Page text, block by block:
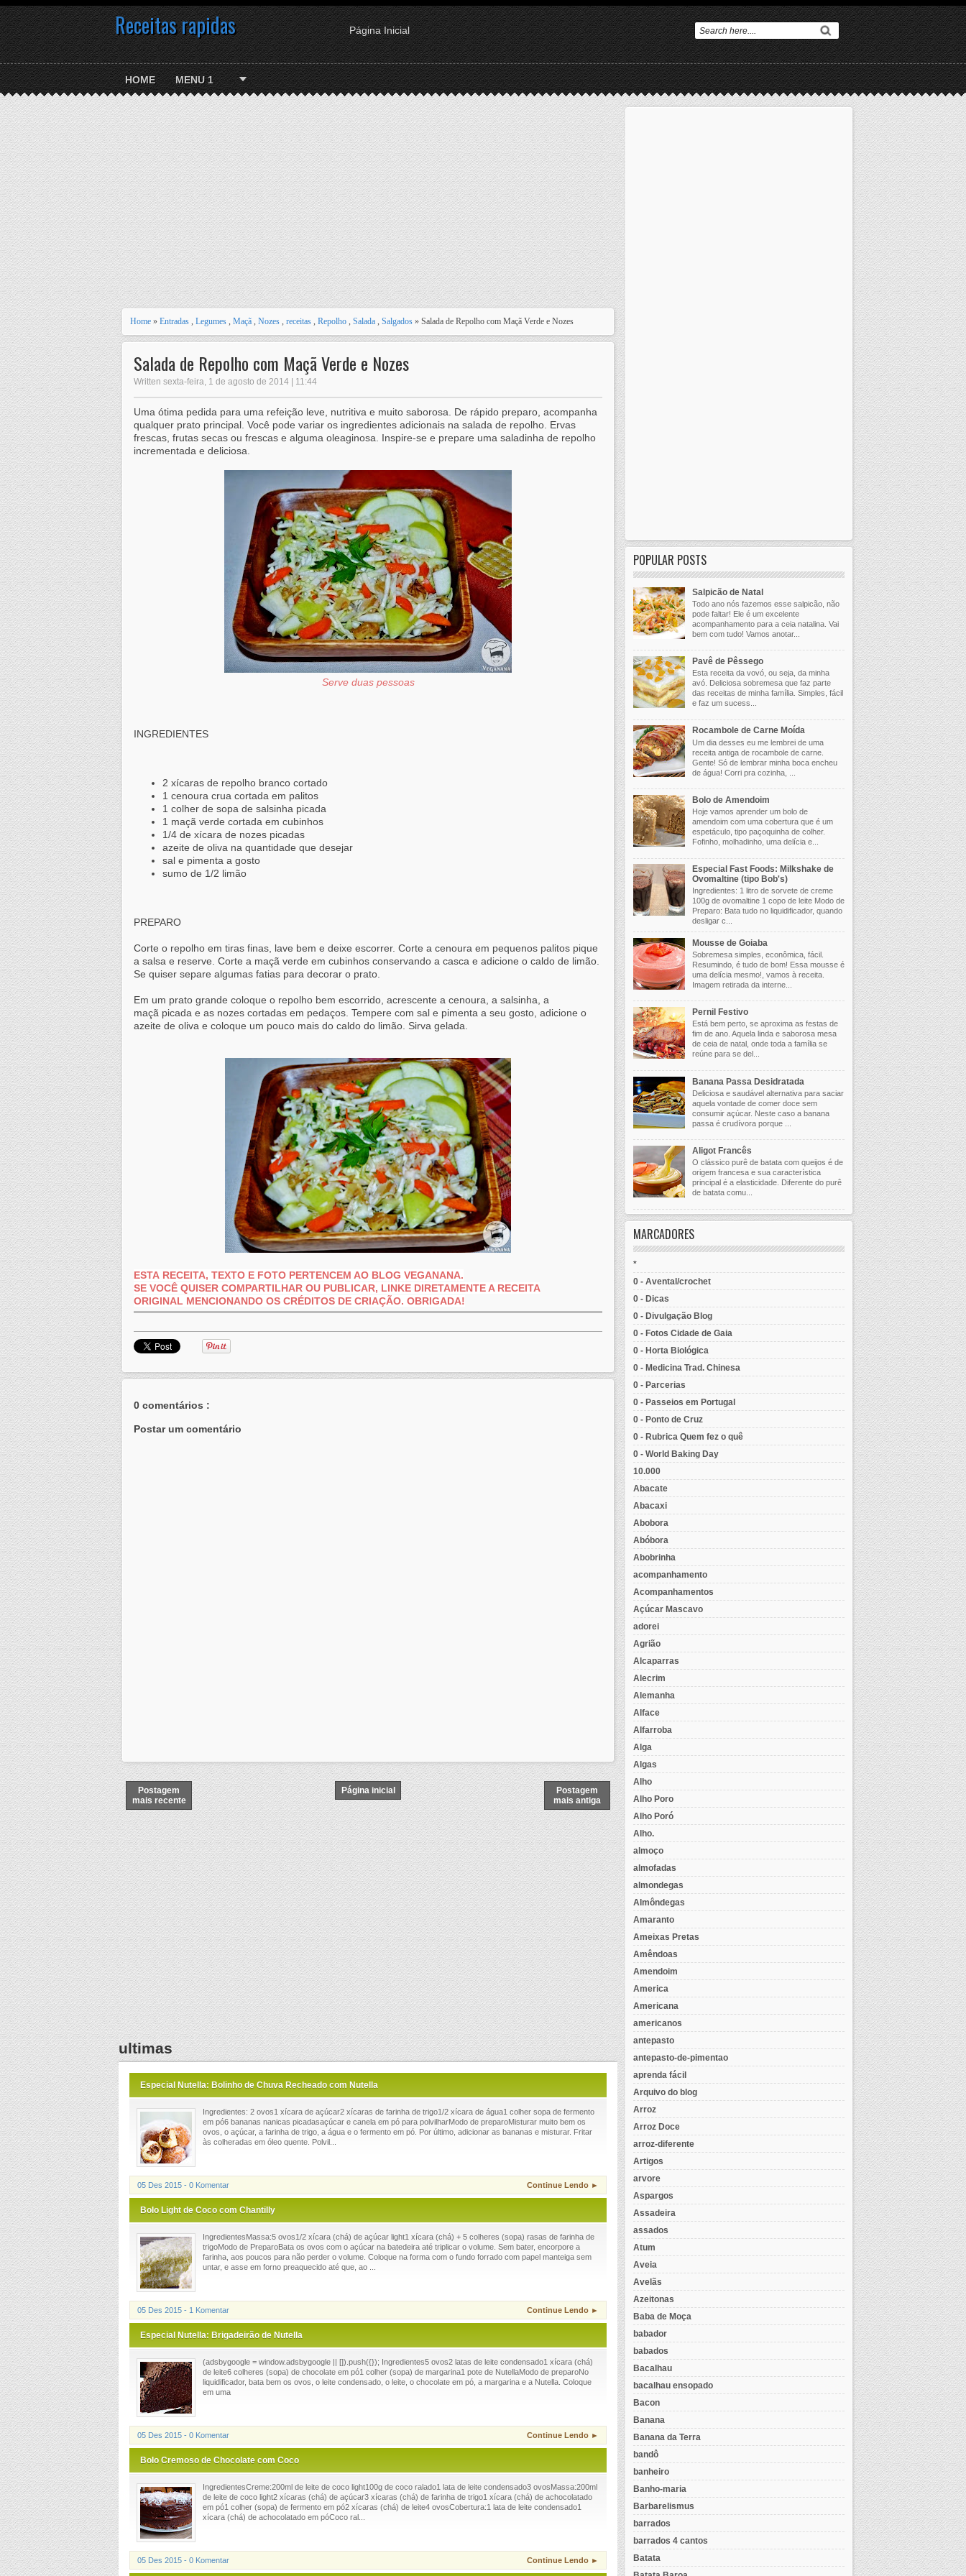
Receitas rapidas Página Inicial
HOME MENU 1
Home » Entradas , Legumes , Maçã , Nozes , receitas , Repolho , Salada , Salgados » Salada de Repolho com Maçã Verde e Nozes
Salada de Repolho com Maçã Verde e Nozes
Written sexta-feira, 1 de agosto de 2014 | 11:44
Uma ótima pedida para uma refeição leve, nutritiva e muito saborosa. De rápido preparo, acompanha
qualquer prato principal. Você pode variar os ingredientes adicionais na salada de repolho. Ervas
frescas, frutas secas ou frescas e alguma oleaginosa. Inspire-se e prepare uma saladinha de repolho
incrementada e deliciosa.
Serve duas pessoas
INGREDIENTES
2 xícaras de repolho branco cortado
1 cenoura crua cortada em palitos
1 colher de sopa de salsinha picada
1 maçã verde cortada em cubinhos
1/4 de xícara de nozes picadas
azeite de oliva na quantidade que desejar
sal e pimenta a gosto
sumo de 1/2 limão
PREPARO
Corte o repolho em tiras finas, lave bem e deixe escorrer. Corte a cenoura em pequenos palitos pique
a salsa e reserve. Corte a maçã verde em cubinhos conservando a casca e adicione o caldo de limão.
Se quiser separe algumas fatias para decorar o prato.
Em um prato grande coloque o repolho bem escorrido, acrescente a cenoura, a salsinha, a
maçã picada e as nozes cortadas em pedaços. Tempere com sal e pimenta a seu gosto, adicione o
azeite de oliva e coloque um pouco mais do caldo do limão. Sirva gelada.
ESTA RECEITA, TEXTO E FOTO PERTENCEM AO BLOG VEGANANA.
SE VOCÊ QUISER COMPARTILHAR OU PUBLICAR, LINKE DIRETAMENTE A RECEITA
ORIGINAL MENCIONANDO OS CRÉDITOS DE CRIAÇÃO. OBRIGADA!
0 comentários :
Postar um comentário
Postagem
mais recente
Postagem
mais antiga
Página inicial
ultimas
Especial Nutella: Bolinho de Chuva Recheado com Nutella
Ingredientes: 2 ovos1 xícara de açúcar2 xícaras de farinha de trigo1/2 xícara de água1 colher sopa de fermento
em pó6 bananas nanicas picadasaçúcar e canela em pó para polvilharModo de preparoMisturar muito bem os
ovos, o açúcar, a farinha de trigo, a água e o fermento em pó. Por último, adicionar as bananas e misturar. Fritar
às colheradas em óleo quente. Polvil...
05 Des 2015 - 0 Komentar Continue Lendo ►
Bolo Light de Coco com Chantilly
IngredientesMassa:5 ovos1/2 xícara (chá) de açúcar light1 xícara (chá) + 5 colheres (sopa) rasas de farinha de
trigoModo de PreparoBata os ovos com o açúcar na batedeira até triplicar o volume. Sem bater, encorpore a
farinha, aos poucos para não perder o volume. Coloque na forma com o fundo forrado com papel manteiga sem
untar, e asse em forno preaquecido até que, ao ...
05 Des 2015 - 1 Komentar Continue Lendo ►
Especial Nutella: Brigadeirão de Nutella
(adsbygoogle = window.adsbygoogle || []).push({}); Ingredientes5 ovos2 latas de leite condensado1 xícara (chá)
de leite6 colheres (sopa) de chocolate em pó1 colher (sopa) de margarina1 pote de NutellaModo de preparoNo
liquidificador, bata bem os ovos, o leite condensado, o leite, o chocolate em pó, a margarina e a Nutella. Coloque
em uma
05 Des 2015 - 0 Komentar Continue Lendo ►
Bolo Cremoso de Chocolate com Coco
IngredientesCreme:200ml de leite de coco light100g de coco ralado1 lata de leite condensado3 ovosMassa:200ml
de leite de coco light2 xícaras (chá) de açúcar3 xícaras (chá) de farinha de trigo1 xícara (chá) de achocolatado
em pó1 colher (sopa) de fermento em pó2 xícaras (chá) de leite4 ovosCobertura:1 lata de leite condensado1
xícara (chá) de achocolatado em póCoco ral...
05 Des 2015 - 0 Komentar Continue Lendo ►
POPULAR POSTS
Salpicão de Natal
Todo ano nós fazemos esse salpicão, não
pode faltar! Ele é um excelente
acompanhamento para a ceia natalina. Vai
bem com tudo! Vamos anotar...
Pavê de Pêssego
Esta receita da vovó, ou seja, da minha
avó. Deliciosa sobremesa que faz parte
das receitas de minha família. Simples, fácil
e faz um sucess...
Rocambole de Carne Moída
Um dia desses eu me lembrei de uma
receita antiga de rocambole de carne.
Gente! Só de lembrar minha boca encheu
de água! Corri pra cozinha, ...
Bolo de Amendoim
Hoje vamos aprender um bolo de
amendoim com uma cobertura que é um
espetáculo, tipo paçoquinha de colher.
Fofinho, molhadinho, uma delícia e...
Especial Fast Foods: Milkshake de
Ovomaltine (tipo Bob's)
Ingredientes: 1 litro de sorvete de creme
100g de ovomaltine 1 copo de leite Modo de
Preparo: Bata tudo no liquidificador, quando
desligar c...
Mousse de Goiaba
Sobremesa simples, econômica, fácil.
Resumindo, é tudo de bom! Essa mousse é
uma delícia mesmo!, vamos à receita.
Imagem retirada da interne...
Pernil Festivo
Está bem perto, se aproxima as festas de
fim de ano. Aquela linda e saborosa mesa
de ceia de natal, onde toda a família se
reúne para se del...
Banana Passa Desidratada
Deliciosa e saudável alternativa para saciar
aquela vontade de comer doce sem
consumir açúcar. Neste caso a banana
passa é crudívora porque ...
Aligot Francês
O clássico purê de batata com queijos é de
origem francesa e sua característica
principal é a elasticidade. Diferente do purê
de batata comu...
MARCADORES
*
0 - Avental/crochet
0 - Dicas
0 - Divulgação Blog
0 - Fotos Cidade de Gaia
0 - Horta Biológica
0 - Medicina Trad. Chinesa
0 - Parcerias
0 - Passeios em Portugal
0 - Ponto de Cruz
0 - Rubrica Quem fez o quê
0 - World Baking Day
10.000
Abacate
Abacaxi
Abobora
Abóbora
Abobrinha
acompanhamento
Acompanhamentos
Açúcar Mascavo
adorei
Agrião
Alcaparras
Alecrim
Alemanha
Alface
Alfarroba
Alga
Algas
Alho
Alho Poro
Alho Poró
Alho.
almoço
almofadas
almondegas
Almôndegas
Amaranto
Ameixas Pretas
Amêndoas
Amendoim
America
Americana
americanos
antepasto
antepasto-de-pimentao
aprenda fácil
Arquivo do blog
Arroz
Arroz Doce
arroz-diferente
Artigos
arvore
Aspargos
Assadeira
assados
Atum
Aveia
Avelãs
Azeitonas
Baba de Moça
babador
babados
Bacalhau
bacalhau ensopado
Bacon
Banana
Banana da Terra
bandô
banheiro
Banho-maria
Barbarelismus
barrados
barrados 4 cantos
Batata